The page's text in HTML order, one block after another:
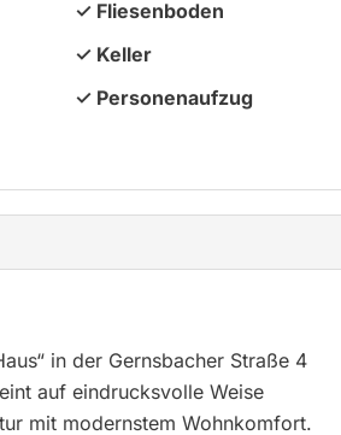
✓ Fliesenboden
✓ Keller
✓ Personenaufzug
in der Gernsbacher Straße 4
auf eindrucksvolle Weise
mit modernstem Wohnkomfort.